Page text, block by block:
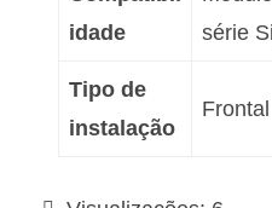
idade
série
Tipo de
instalação
Frontal